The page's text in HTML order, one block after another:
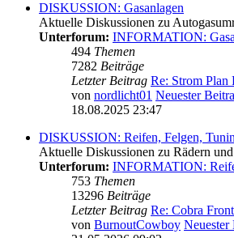
DISKUSSION: Gasanlagen
Aktuelle Diskussionen zu
Unterforum: INFORMATION:
494 Themen
7282 Beiträge
Letzter Beitrag Re: Strom Plan
von nordlicht01 Neuester
18.08.2025 23:47
DISKUSSION: Reifen, Felgen,
Aktuelle Diskussionen zu Rädern
Unterforum: INFORMATION:
753 Themen
13296 Beiträge
Letzter Beitrag Re: Cobra
von BurnoutCowboy Neuester